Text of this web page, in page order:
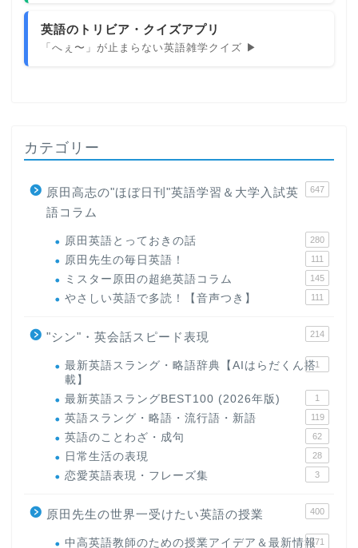
英語のトリビア・クイズアプリ
「へぇ〜」が止まらない英語雑学クイズ ▶
カテゴリー
原田高志の"ほぼ日刊"英語学習＆大学入試英
語コラム
647
原田英語とっておきの話 280
原田先生の毎日英語！ 111
ミスター原田の超絶英語コラム 145
やさしい英語で多読！【音声つき】 111
"シン"・英会話スピード表現 214
最新英語スラング・略語辞典【AIはらだくん搭
載】
1
最新英語スラングBEST100 (2026年版) 1
英語スラング・略語・流行語・新語 119
英語のことわざ・成句 62
日常生活の表現 28
恋愛英語表現・フレーズ集 3
原田先生の世界一受けたい英語の授業 400
中高英語教師のための授業アイデア＆最新情報171